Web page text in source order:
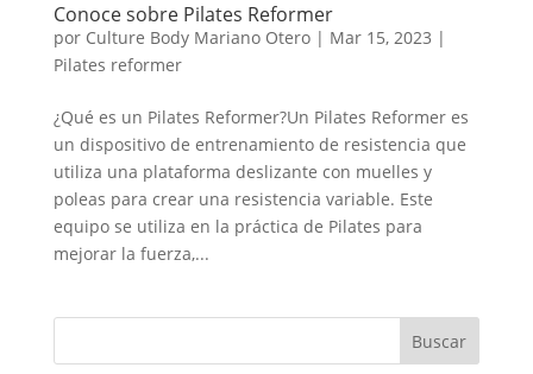
Conoce sobre Pilates Reformer
por Culture Body Mariano Otero| Mar 15, 2023 |
Pilates reformer
¿Qué es un Pilates Reformer?Un Pilates Reformer es
un dispositivo de entrenamiento de resistencia que
utiliza una plataforma deslizante con muelles y
poleas para crear una resistencia variable. Este
equipo se utiliza en la práctica de Pilates para
mejorar la fuerza,...
Buscar